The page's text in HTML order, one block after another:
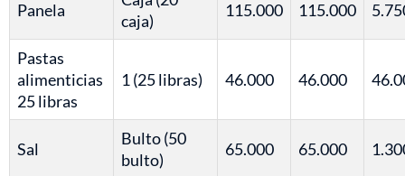
Panela
caja)
115.000 115.000
Pastas
alimenticias
25 libras
1 (25 libras) 46.000 46.000
Sal
Bulto (50
bulto)
65.000 65.000